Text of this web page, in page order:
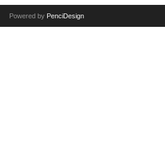
Powered by PenciDesign